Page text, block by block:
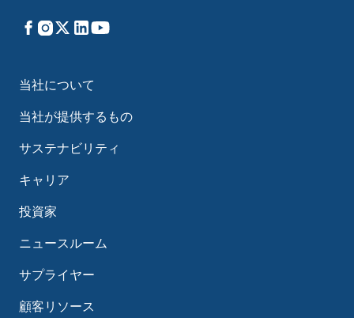
Facebook
Instagram
X LinkedIn
YouTube
当社について
当社が提供するもの
サステナビリティ
キャリア
投資家
ニュースルーム
サプライヤー
顧客リソース